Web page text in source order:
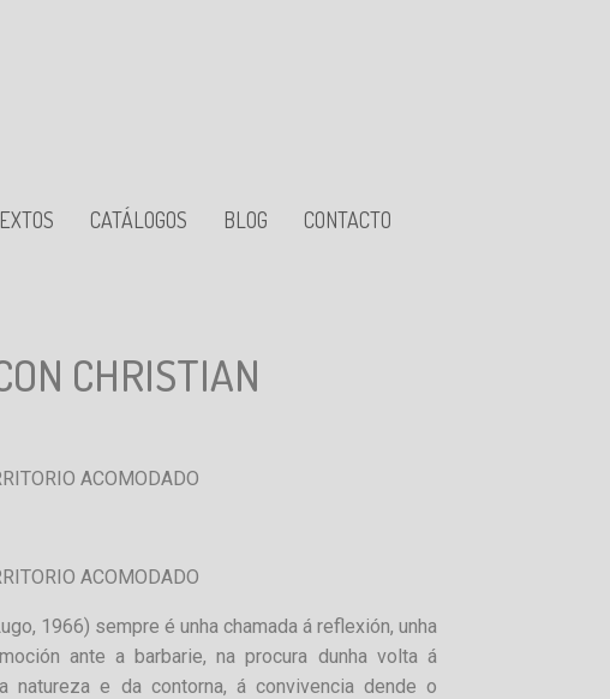
CATÁLOGOS BLOG CONTACTO
CHRISTIAN
ACOMODADO
ACOMODADO
1966) sempre é unha chamada á reflexión, unha
ante a barbarie, na procura dunha volta á
natureza e da contorna, á convivencia dende o